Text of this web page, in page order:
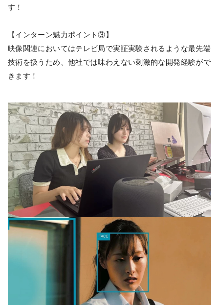
す！
【インターン魅力ポイント③】
映像関連においてはテレビ局で実証実験されるような最先端
技術を扱うため、他社では味わえない刺激的な開発経験がで
きます！